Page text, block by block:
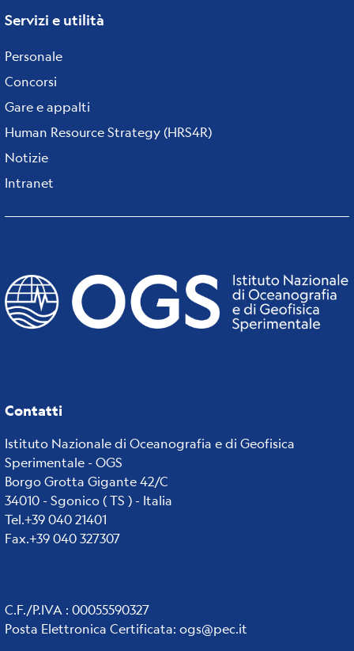
Servizi e utilità
Personale
Concorsi
Gare e appalti
Human Resource Strategy (HRS4R)
Notizie
Intranet
Contatti
Istituto Nazionale di Oceanografia e di Geofisica
Sperimentale - OGS
Borgo Grotta Gigante 42/C
34010 - Sgonico ( TS ) - Italia
Tel.+39 040 21401
Fax.+39 040 327307
C.F./P.IVA : 00055590327
Posta Elettronica Certificata: ogs@pec.it